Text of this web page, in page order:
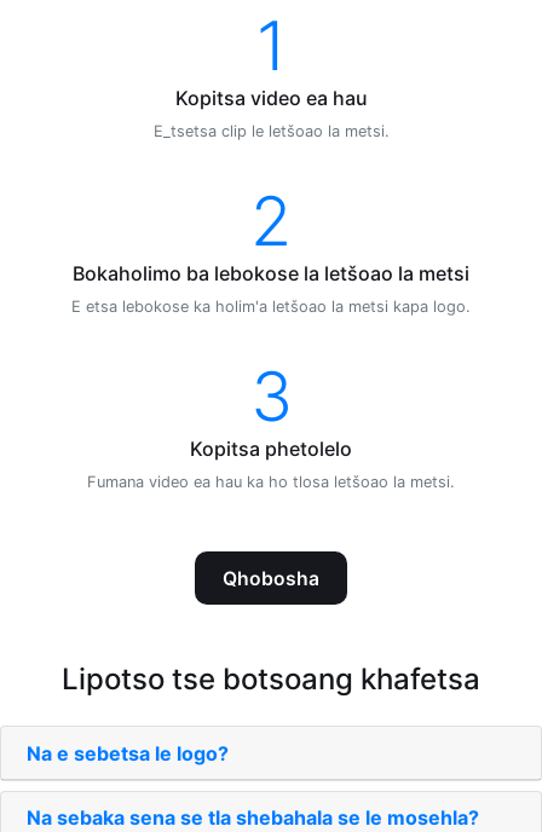
1
Kopitsa video ea hau
E_tsetsa clip le letšoao la metsi.
2
Bokaholimo ba lebokose la letšoao la metsi
E etsa lebokose ka holim'a letšoao la metsi kapa logo.
3
Kopitsa phetolelo
Fumana video ea hau ka ho tlosa letšoao la metsi.
Qhobosha
Lipotso tse botsoang khafetsa
Na e sebetsa le logo?
Na sebaka sena se tla shebahala se le mosehla?